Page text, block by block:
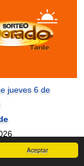
Aceptar
jueves 6 de